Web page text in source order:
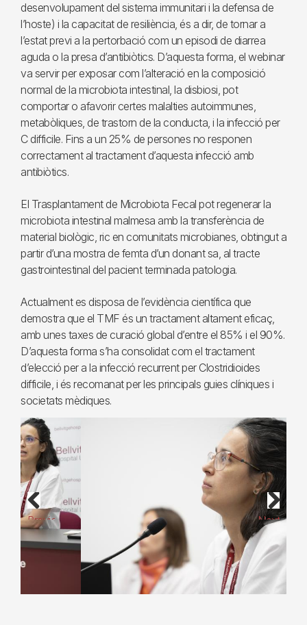
desenvolupament del sistema immunitari i la defensa de
l’hoste) i la capacitat de resiliència, és a dir, de tornar a
l’estat previ a la pertorbació com un episodi de diarrea
aguda o la presa d’antibiòtics. D’aquesta forma, el webinar
va servir per exposar com l’alteració en la composició
normal de la microbiota intestinal, la disbiosi, pot
comportar o afavorir certes malalties autoimmunes,
metabòliques, de trastorn de la conducta, i la infecció per
C difficile. Fins a un 25% de persones no responen
correctament al tractament d’aquesta infecció amb
antibiòtics.
El Trasplantament de Microbiota Fecal pot regenerar la
microbiota intestinal malmesa amb la transferència de
material biològic, ric en comunitats microbianes, obtingut a
partir d’una mostra de femta d’un donant sa, al tracte
gastrointestinal del pacient terminada patologia.
Actualment es disposa de l’evidència científica que
demostra que el TMF és un tractament altament eficaç,
amb unes taxes de curació global d’entre el 85% i el 90%.
D’aquesta forma s’ha consolidat com el tractament
d’elecció per a la infecció recurrent per Clostridioides
difficile, i és recomanat per les principals guies clíniques i
societats mèdiques.
Previous Next